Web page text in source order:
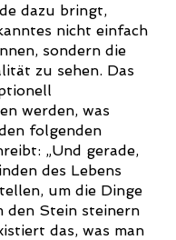
dazu bringt,
nicht einfach
sondern die
zu sehen. Das
werden, was
folgenden
„Und gerade,
des Lebens
um die Dinge
den Stein steinern
das, was man